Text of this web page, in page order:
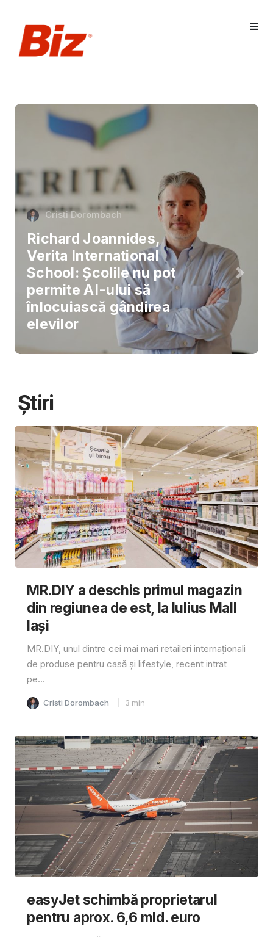
Cristi Dorombach
Richard Joannides,
Verita International
School: Școlile nu pot
permite AI-ului să
înlocuiască gândirea
elevilor
Știri
MR.DIY a deschis primul magazin
din regiunea de est, la Iulius Mall
Iași
MR.DIY, unul dintre cei mai mari retaileri internaționali
de produse pentru casă și lifestyle, recent intrat
pe...
Cristi Dorombach 3 min
easyJet schimbă proprietarul
pentru aprox. 6,6 mld. euro